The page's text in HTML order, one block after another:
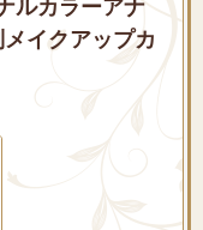
ルカラーアナ
イクアップカ